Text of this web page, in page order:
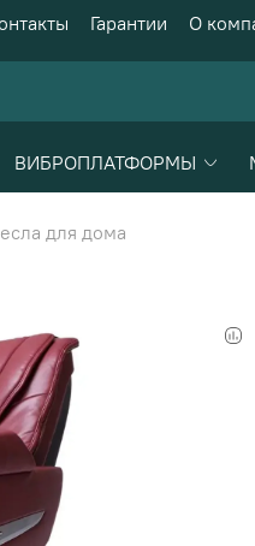
Гарантии О
ВИБРОПЛАТФОРМЫ
для дома